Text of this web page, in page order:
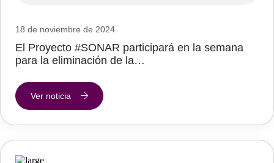
18 de noviembre de 2024
El Proyecto #SONAR participará en la semana
para la eliminación de la…
Ver noticia